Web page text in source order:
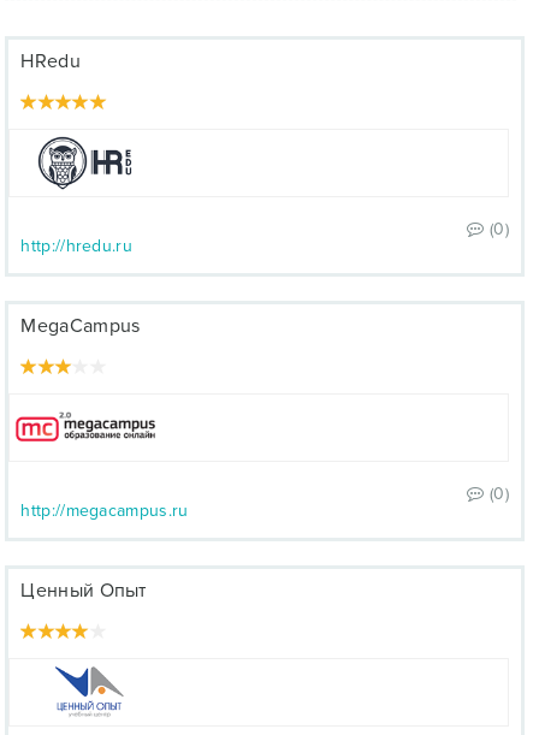
HRedu
(0)
http://hredu.ru
MegaCampus
(0)
http://megacampus.ru
Ценный Опыт